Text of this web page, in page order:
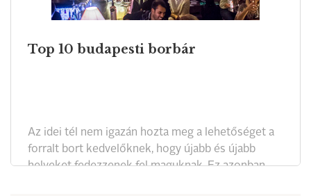
Top 10 budapesti borbár
Az idei tél nem igazán hozta meg a lehetőséget a
forralt bort kedvelőknek, hogy újabb és újabb
helyeket fedezzenek fel maguknak. Ez azonban